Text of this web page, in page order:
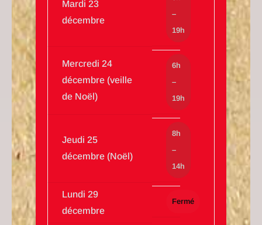
Mardi 23
décembre
–
19h
Mercredi 24
décembre (veille
de Noël)
6h
–
19h
Jeudi 25
décembre (Noël)
8h
–
14h
Lundi 29
décembre
Fermé